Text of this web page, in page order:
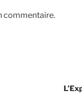
commentaire.